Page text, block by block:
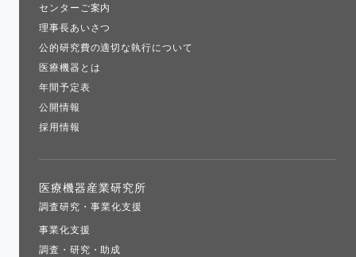
センターご案内
理事長あいさつ
公的研究費の適切な執行について
医療機器とは
年間予定表
公開情報
採用情報
医療機器産業研究所
調査研究・事業化支援
事業化支援
調査・研究・助成